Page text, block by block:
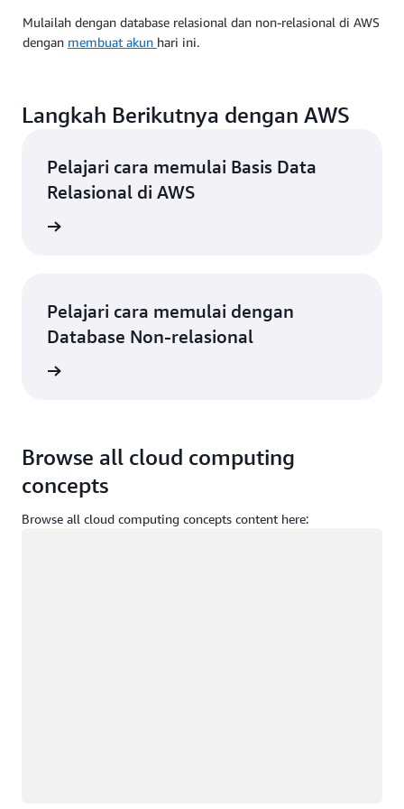
Mulailah dengan database relasional dan non-relasional di AWS
dengan membuat akun hari ini.
Langkah Berikutnya dengan AWS
Pelajari cara memulai Basis Data
Relasional di AWS
Pelajari cara memulai dengan
Database Non-relasional
Browse all cloud computing
concepts
Browse all cloud computing concepts content here: